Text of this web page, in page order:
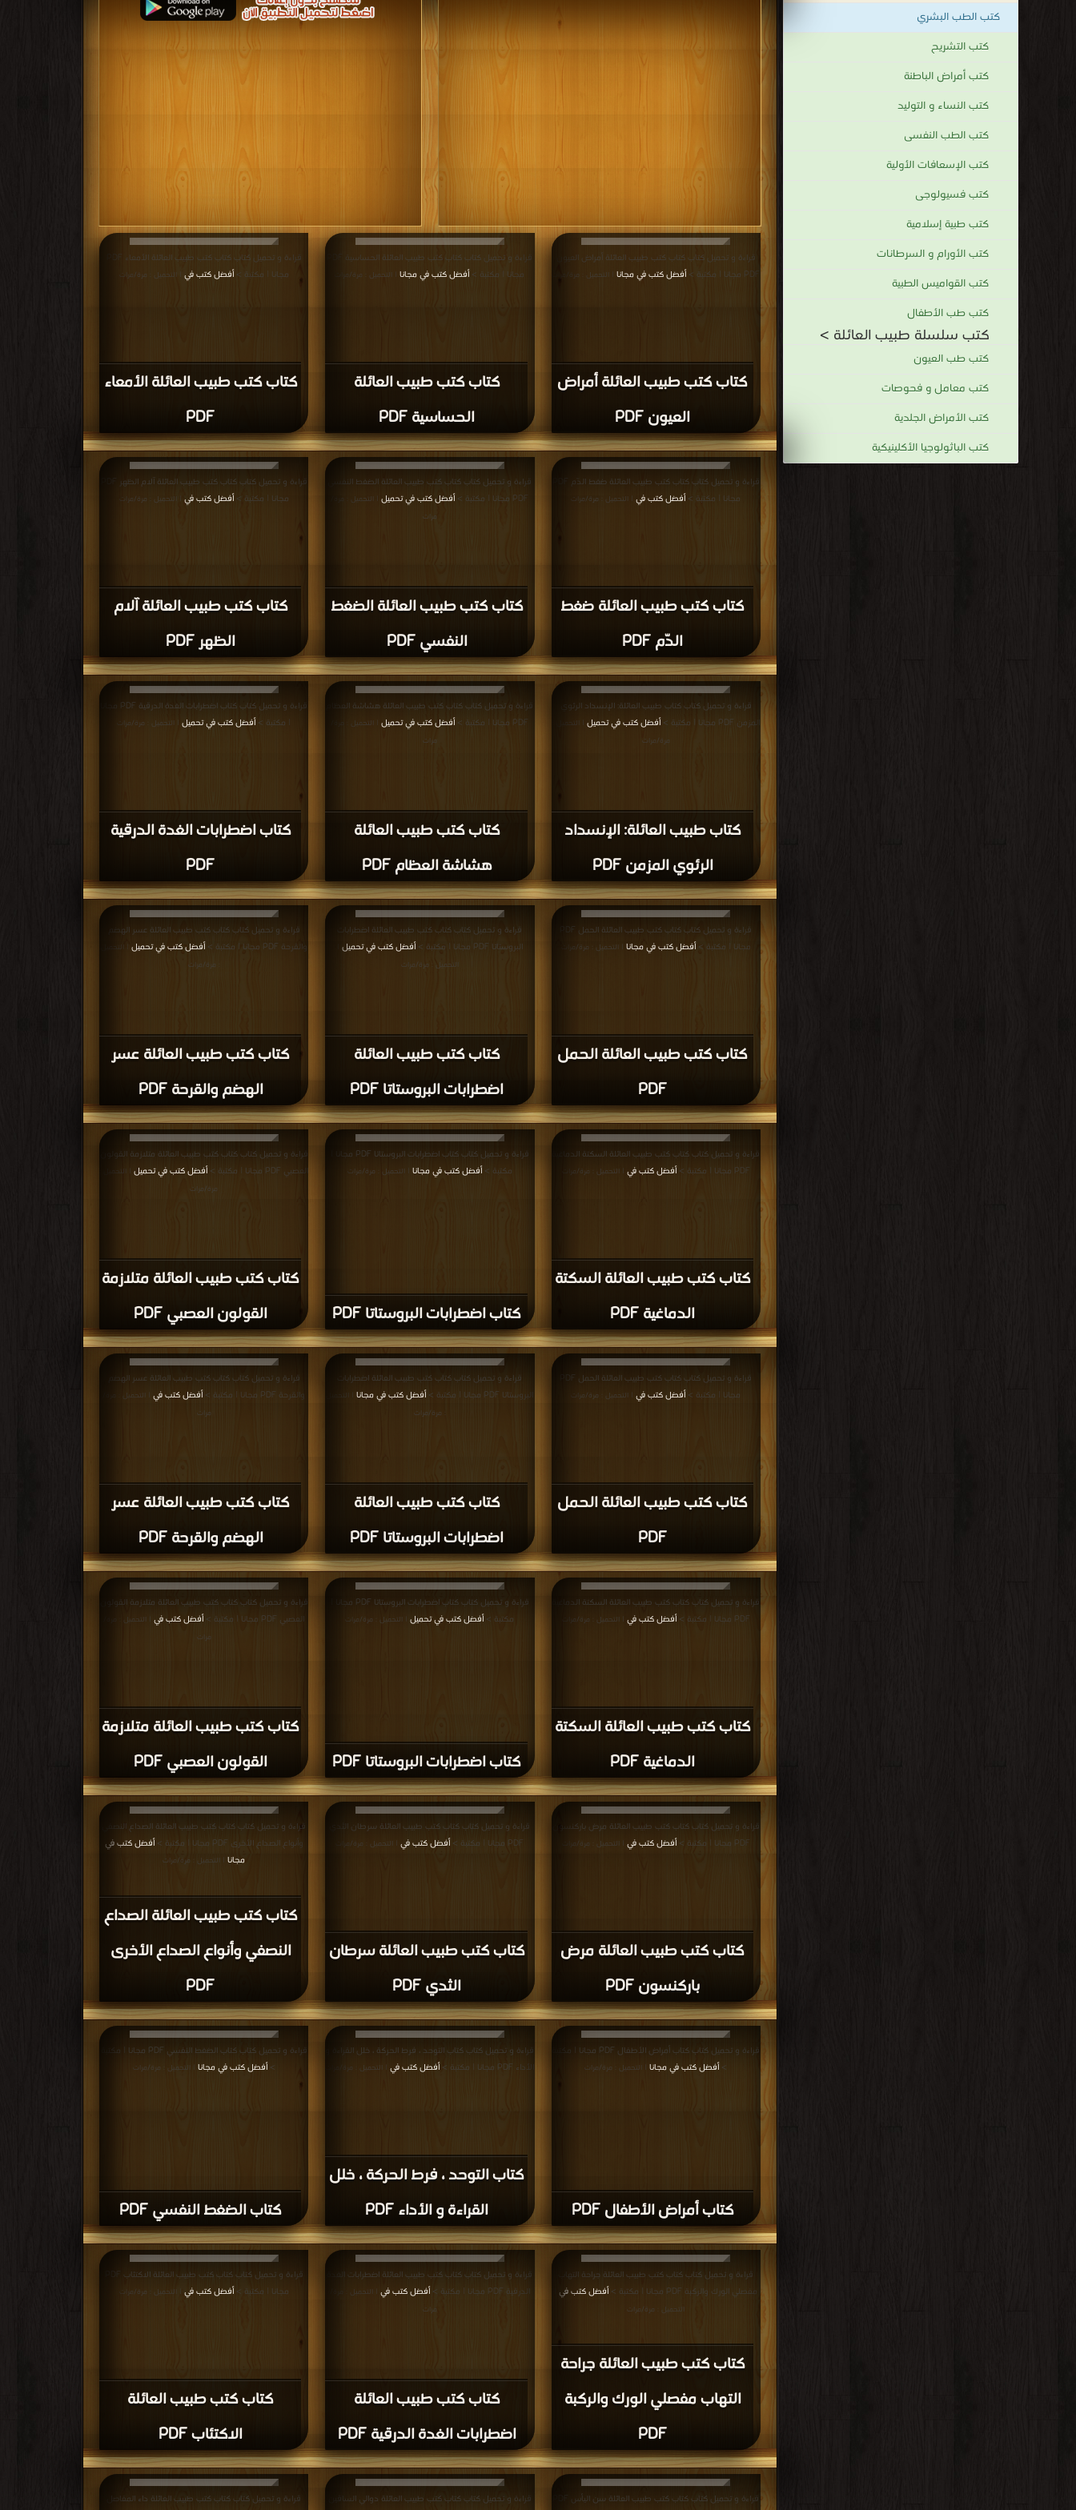
كتب الطب البشري
كتب التشريح
كتب أمراض الباطنة
كتب النساء و التوليد
كتب الطب النفسى
كتب الإسعافات الأولية
كتب فسيولوجى
كتب طبية إسلامية
كتب الأورام و السرطانات
كتب القواميس الطبية
كتب طب الأطفال
كتب سلسلة طبيب العائلة >
كتب طب العيون
كتب معامل و فحوصات
كتب الأمراض الجلدية
كتب الباثولوجيا الأكلينيكية
كتاب كتب طبيب العائلة الأمعاء
PDF
مجانا | مكتبة >أفضل كتب في | التحميل : مرة/مرات
كتاب كتب طبيب العائلة
الحساسية PDF
مجانا | مكتبة >أفضل كتب في مجانا| التحميل : مرة/مرات
كتاب كتب طبيب العائلة أمراض
العيون PDF
قراءة و تحميل كتاب كتاب كتب طبيب العائلة أمراض العيون
PDF مجانا | مكتبة >
أفضل كتب في مجانا| التحميل : مرة/مرات
كتاب كتب طبيب العائلة آلام
الظهر PDF
مجانا | مكتبة >أفضل كتب في | التحميل : مرة/مرات
كتاب كتب طبيب العائلة الضغط
النفسي PDF
قراءة و تحميل كتاب كتاب كتب طبيب العائلة الضغط النفسي
PDF مجانا | مكتبة >
أفضل كتب في تحميل
| التحميل : مرة/
مرات
كتاب كتب طبيب العائلة ضغط
الدّم PDF
مجانا | مكتبة >أفضل كتب في | التحميل : مرة/مرات
كتاب اضطرابات الغدة الدرقية
PDF
| مكتبة >أفضل كتب في تحميل | التحميل : مرة/مرات
كتاب كتب طبيب العائلة
هشاشة العظام PDF
قراءة و تحميل كتاب كتاب كتب طبيب العائلة هشاشة العظام
PDF مجانا | مكتبة >
أفضل كتب في تحميل
| التحميل : مرة/
مرات
كتاب طبيب العائلة: الإنسداد
الرئوي المزمن PDF
قراءة و تحميل كتاب كتاب طبيب العائلة: الإنسداد الرئوي
المزمن PDF مجانا | مكتبة >
أفضل كتب في تحميل
| التحميل :
مرة/مرات
كتاب كتب طبيب العائلة عسر
الهضم والقرحة PDF
قراءة و تحميل كتاب كتاب كتب طبيب العائلة عسر الهضم
والقرحة PDF مجانا | مكتبة >
أفضل كتب في تحميل
: مرة/مرات
كتاب كتب طبيب العائلة
اضطرابات البروستاتا PDF
قراءة و تحميل كتاب كتاب كتب طبيب العائلة اضطرابات
البروستاتا PDF مجانا | مكتبة >
أفضل كتب في تحميل
التحميل : مرة/مرات
كتاب كتب طبيب العائلة الحمل
PDF
قراءة و تحميل كتاب كتاب كتب طبيب العائلة الحمل PDF
مجانا | مكتبة >أفضل كتب في مجانا | التحميل : مرة/مرات
كتاب كتب طبيب العائلة متلازمة
القولون العصبي PDF
قراءة و تحميل كتاب كتاب كتب طبيب العائلة متلازمة القولون
العصبي PDF مجانا | مكتبة >
أفضل كتب في تحميل
| التحميل :
مرة/مرات
كتاب اضطرابات البروستاتا PDF
قراءة و تحميل كتاب كتاب اضطرابات البروستاتا PDF مجانا |
مكتبة >أفضل كتب في مجانا | التحميل : مرة/مرات
كتاب كتب طبيب العائلة السكتة
الدماغية PDF
قراءة و تحميل كتاب كتاب كتب طبيب العائلة السكتة الدماغية
PDF مجانا | مكتبة >
أفضل كتب في | التحميل : مرة/مرات
كتاب كتب طبيب العائلة عسر
الهضم والقرحة PDF
قراءة و تحميل كتاب كتاب كتب طبيب العائلة عسر الهضم
والقرحة PDF مجانا | مكتبة >
أفضل كتب في
| التحميل : مرة/
مرات
كتاب كتب طبيب العائلة
اضطرابات البروستاتا PDF
قراءة و تحميل كتاب كتاب كتب طبيب العائلة اضطرابات
البروستاتا PDF مجانا | مكتبة >
أفضل كتب في مجانا| التحميل
: مرة/مرات
كتاب كتب طبيب العائلة الحمل
PDF
قراءة و تحميل كتاب كتاب كتب طبيب العائلة الحمل PDF
مجانا | مكتبة >أفضل كتب في | التحميل : مرة/مرات
كتاب كتب طبيب العائلة متلازمة
القولون العصبي PDF
قراءة و تحميل كتاب كتاب كتب طبيب العائلة متلازمة القولون
العصبي PDF مجانا | مكتبة >
أفضل كتب في
| التحميل : مرة/
مرات
كتاب اضطرابات البروستاتا PDF
قراءة و تحميل كتاب كتاب اضطرابات البروستاتا PDF مجانا |
مكتبة >أفضل كتب في تحميل | التحميل : مرة/مرات
كتاب كتب طبيب العائلة السكتة
الدماغية PDF
قراءة و تحميل كتاب كتاب كتب طبيب العائلة السكتة الدماغية
PDF مجانا | مكتبة >
أفضل كتب في | التحميل : مرة/مرات
كتاب كتب طبيب العائلة الصداع
النصفي وأنواع الصداع الأخرى
PDF
قراءة و تحميل كتاب كتاب كتب طبيب العائلة الصداع النصفي
وأنواع الصداع الأخرى PDF مجانا | مكتبة >
أفضل كتب في
مجانا| التحميل : مرة/مرات
كتاب كتب طبيب العائلة سرطان
الثدي PDF
قراءة و تحميل كتاب كتاب كتب طبيب العائلة سرطان الثدي
PDF مجانا | مكتبة >
أفضل كتب في | التحميل : مرة/مرات
كتاب كتب طبيب العائلة مرض
باركنسون PDF
قراءة و تحميل كتاب كتاب كتب طبيب العائلة مرض باركنسون
PDF مجانا | مكتبة >
أفضل كتب في | التحميل : مرة/مرات
كتاب الضغط النفسي PDF
قراءة و تحميل كتاب كتاب الضغط النفسي PDF مجانا | مكتبة
>أفضل كتب في مجانا | التحميل : مرة/مرات
كتاب التوحد ، فرط الحركة ، خلل
القراءة و الأداء PDF
قراءة و تحميل كتاب كتاب التوحد ، فرط الحركة ، خلل القراءة و
الأداء PDF مجانا | مكتبة >
أفضل كتب في | التحميل : مرة/مرات
كتاب أمراض الأطفال PDF
قراءة و تحميل كتاب كتاب أمراض الأطفال PDF مجانا | مكتبة
>أفضل كتب في مجانا| التحميل : مرة/مرات
كتاب كتب طبيب العائلة
الاكتئاب PDF
مجانا | مكتبة >أفضل كتب في | التحميل : مرة/مرات
كتاب كتب طبيب العائلة
اضطرابات الغدة الدرقية PDF
قراءة و تحميل كتاب كتاب كتب طبيب العائلة اضطرابات الغدة
الدرقية PDF مجانا | مكتبة >
أفضل كتب في
| التحميل : مرة/
مرات
كتاب كتب طبيب العائلة جراحة
التهاب مفصلي الورك والركبة
PDF
قراءة و تحميل كتاب كتاب كتب طبيب العائلة جراحة التهاب
مفصلي الورك والركبة PDF مجانا | مكتبة >
أفضل كتب في
التحميل : مرة/مرات
قراءة و تحميل كتاب كتاب كتب طبيب العائلة داء المفاصل
قراءة و تحميل كتاب كتاب كتب طبيب العائلة دوالي الساقين